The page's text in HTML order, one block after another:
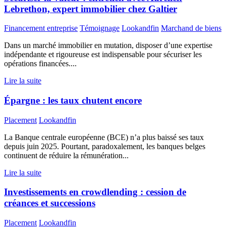
Lebrethon, expert immobilier chez Galtier
Financement entreprise Témoignage Lookandfin Marchand de biens
Dans un marché immobilier en mutation, disposer d’une expertise
indépendante et rigoureuse est indispensable pour sécuriser les
opérations financées....
Lire la suite
Épargne : les taux chutent encore
Placement Lookandfin
La Banque centrale européenne (BCE) n’a plus baissé ses taux
depuis juin 2025. Pourtant, paradoxalement, les banques belges
continuent de réduire la rémunération...
Lire la suite
Investissements en crowdlending : cession de
créances et successions
Placement Lookandfin